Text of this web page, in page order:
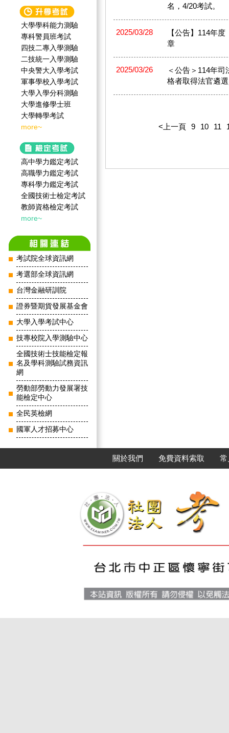
大學學科能力測驗
專科警員班考試
四技二專入學測驗
二技統一入學測驗
中央警大入學考試
軍事學校入學考試
大學入學分科測驗
大學進修學士班
大學轉學考試
more~
高中學力鑑定考試
高職學力鑑定考試
專科學力鑑定考試
全國技術士檢定考試
教師資格檢定考試
more~
考試院全球資訊網
考選部全球資訊網
台灣金融研訓院
證券暨期貨發展基金會
大學入學考試中心
技專校院入學測驗中心
全國技術士技能檢定報
名及學科測驗試務資訊
網
勞動部勞動力發展署技
能檢定中心
全民英檢網
國軍人才招募中心
名，4/20考試。
2025/03/28
【公告】114年
章
2025/03/26
＜公告＞114年
格者取得法官遴
<上一頁 9 10 11
關於我們 免費資料索取 常